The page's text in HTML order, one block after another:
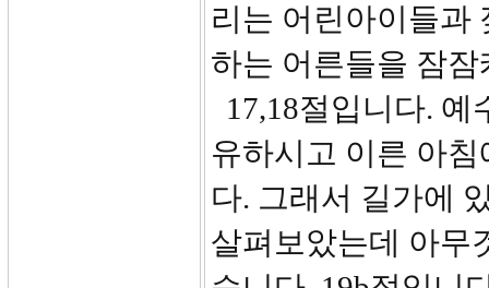
리는 어린아이들과
하는 어른들을 잠
17,18절입니다.
유하시고 이른 아
다. 그래서 길가에
살펴보았는데 아무